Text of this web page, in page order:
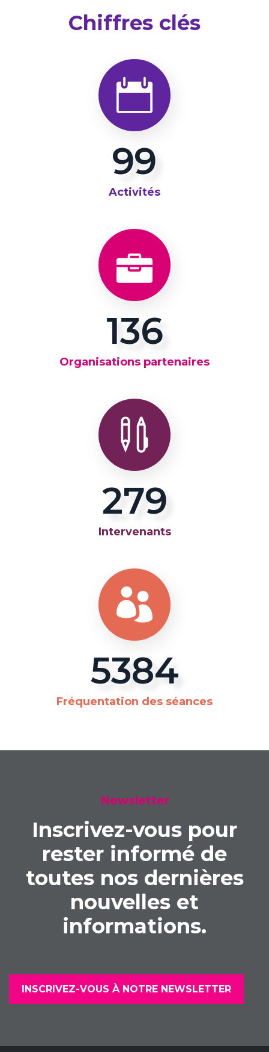
Chiffres clés
100
Activités
137
Organisations partenaires
281
Intervenants
5700
Fréquentation des séances
Newsletter
Inscrivez-vous pour
rester informé de
toutes nos dernières
nouvelles et
informations.
INSCRIVEZ-VOUS À NOTRE NEWSLETTER